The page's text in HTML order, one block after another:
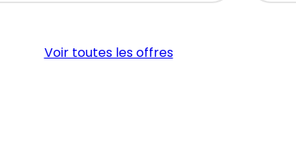
Voir toutes les offres